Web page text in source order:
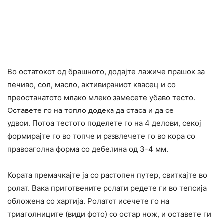
Во остатокот од брашното, додајте лажиче прашок за
печиво, сол, масло, активираниот квасец и со
преостанатото млако млеко замесете убаво тесто.
Оставете го на топло додека да стаса и да се
удвои. Потоа тестото поделете го на 4 делови, секој
формирајте го во топче и развлечете го во кора со
правоаголна форма со дебелина од 3-4 мм.
Кората премачкајте ја со растопен путер, свиткајте во
ролат. Вака приготвените ролати редете ги во тепсија
обложена со хартија. Ролатот исечете го на
триаголниците (види фото) со остар нож, и оставете ги